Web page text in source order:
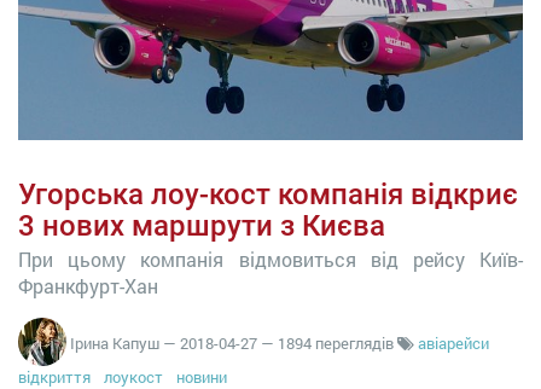
Угорська лоу-кост компанія відкриє
3 нових маршрути з Києва
При цьому компанія відмовиться від рейсу Київ-
Франкфурт-Хан
Ірина Капуш — 2018-04-27 — 1894 переглядів
авіарейси
відкриття
лоукост новини